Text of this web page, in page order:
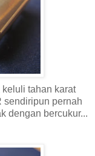
tahan karat
sendiripun pernah
dengan bercukur...